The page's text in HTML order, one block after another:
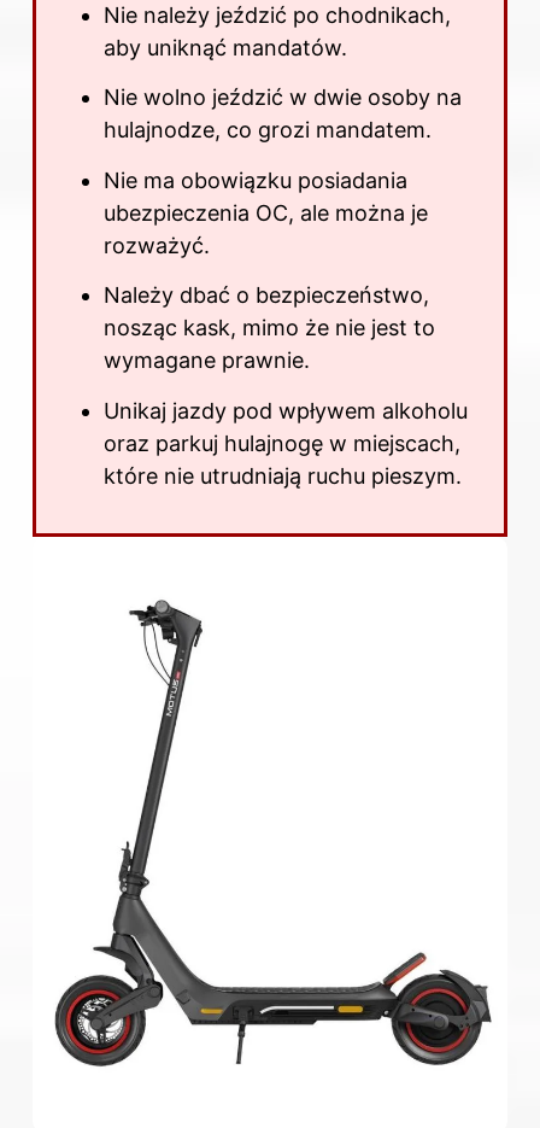
Nie należy jeździć po chodnikach,
aby uniknąć mandatów.
Nie wolno jeździć w dwie osoby na
hulajnodze, co grozi mandatem.
Nie ma obowiązku posiadania
ubezpieczenia OC, ale można je
rozważyć.
Należy dbać o bezpieczeństwo,
nosząc kask, mimo że nie jest to
wymagane prawnie.
Unikaj jazdy pod wpływem alkoholu
oraz parkuj hulajnogę w miejscach,
które nie utrudniają ruchu pieszym.